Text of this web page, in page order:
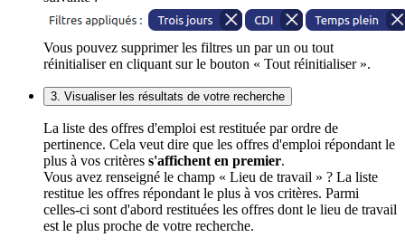
Vous pouvez supprimer les filtres un par un ou tout
réinitialiser en cliquant sur le bouton « Tout réinitialiser ».
3. Visualiser les résultats de votre recherche
La liste des offres d'emploi est restituée par ordre de
pertinence. Cela veut dire que les offres d'emploi répondant le
plus à vos critères s'affichent en premier.
Vous avez renseigné le champ « Lieu de travail » ? La liste
restitue les offres répondant le plus à vos critères. Parmi
celles-ci sont d'abord restituées les offres dont le lieu de travail
est le plus proche de votre recherche.